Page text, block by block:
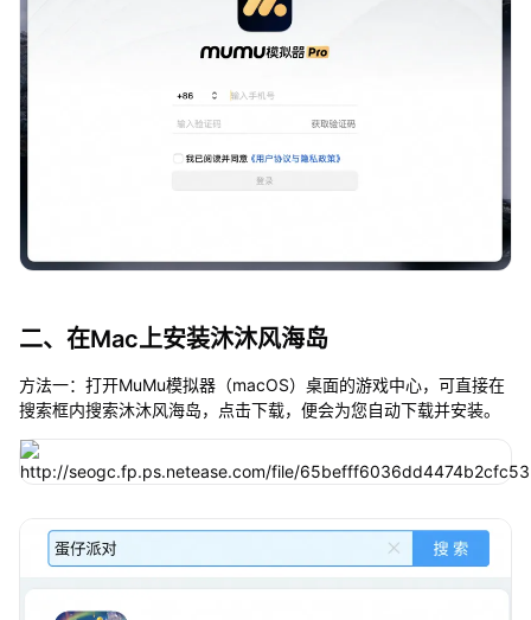
二、在Mac上安装沐沐风海岛
方法一：打开MuMu模拟器（macOS）桌面的游戏中心，可直接在
搜索框内搜索沐沐风海岛，点击下载，便会为您自动下载并安装。